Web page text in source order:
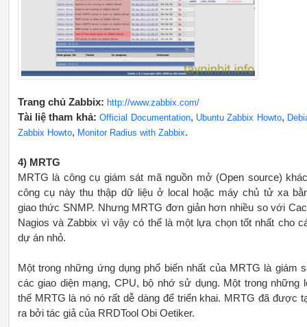
Trang chủ Zabbix: http://www.zabbix.com/
Tài liệ tham khả:Official Documentation, Ubuntu Zabbix Howto,
Zabbix Howto, Monitor Radius with Zabbix.
4) MRTG
MRTG là công cụ giám sát mã nguồn mở (Open source)
công cụ này thu thập dữ liệu ở local hoặc máy chủ tử xa
giao thức SNMP. Nhưng MRTG đơn giản hơn nhiều so với
Nagios và Zabbix vì vậy có thể là một lựa chọn tốt nhất cho
dự án nhỏ.
Một trong những ứng dụng phổ biến nhất của MRTG là giám
các giao diện mạng, CPU, bộ nhớ sử dụng. Một trong những
thế MRTG là nó nó rất dễ dàng để triển khai. MRTG đã được
ra bởi tác giả của RRDTool Obi Oetiker.